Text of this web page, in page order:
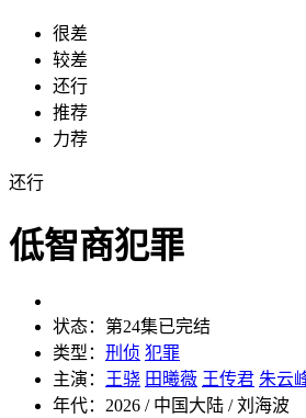
很差
较差
还行
推荐
力荐
还行
低智商犯罪
状态： 第24集已完结
类型： 刑侦 犯罪
主演：
王骁 田曦薇 王传君 朱云
年代： 2026 / 中国大陆 / 刘海波